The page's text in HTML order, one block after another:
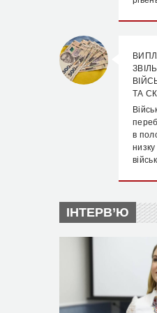
ТА
в
ІНТЕРВ’Ю